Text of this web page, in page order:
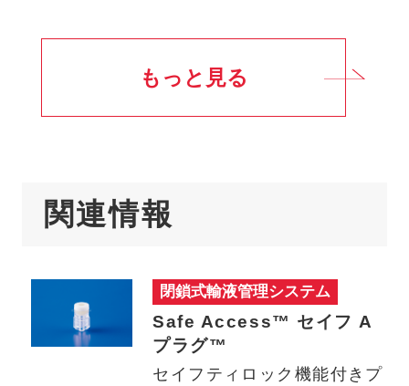
もっと見る
関連情報
閉鎖式輸液管理システム
Safe Access™ セイフ A
プラグ™
セイフティロック機能付きプ